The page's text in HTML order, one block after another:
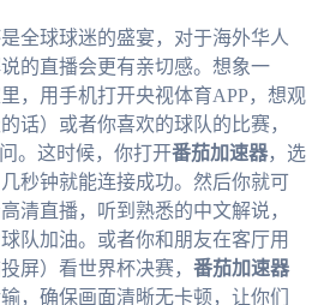
全球球迷的盛宴，对于海外华人
的直播会更有亲切感。想象一
，用手机打开央视体育APP，想观
话）或者你喜欢的球队的比赛，
。这时候，你打开番茄加速器，选
秒钟就能连接成功。然后你就可
清直播，听到熟悉的中文解说，
队加油。或者你和朋友在客厅用
屏）看世界杯决赛， 番茄加速器
，确保画面清晰无卡顿，让你们